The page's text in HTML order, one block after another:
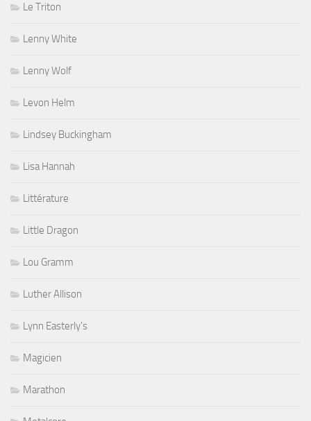
Le Triton
Lenny White
Lenny Wolf
Levon Helm
Lindsey Buckingham
Lisa Hannah
Littérature
Little Dragon
Lou Gramm
Luther Allison
Lynn Easterly's
Magicien
Marathon